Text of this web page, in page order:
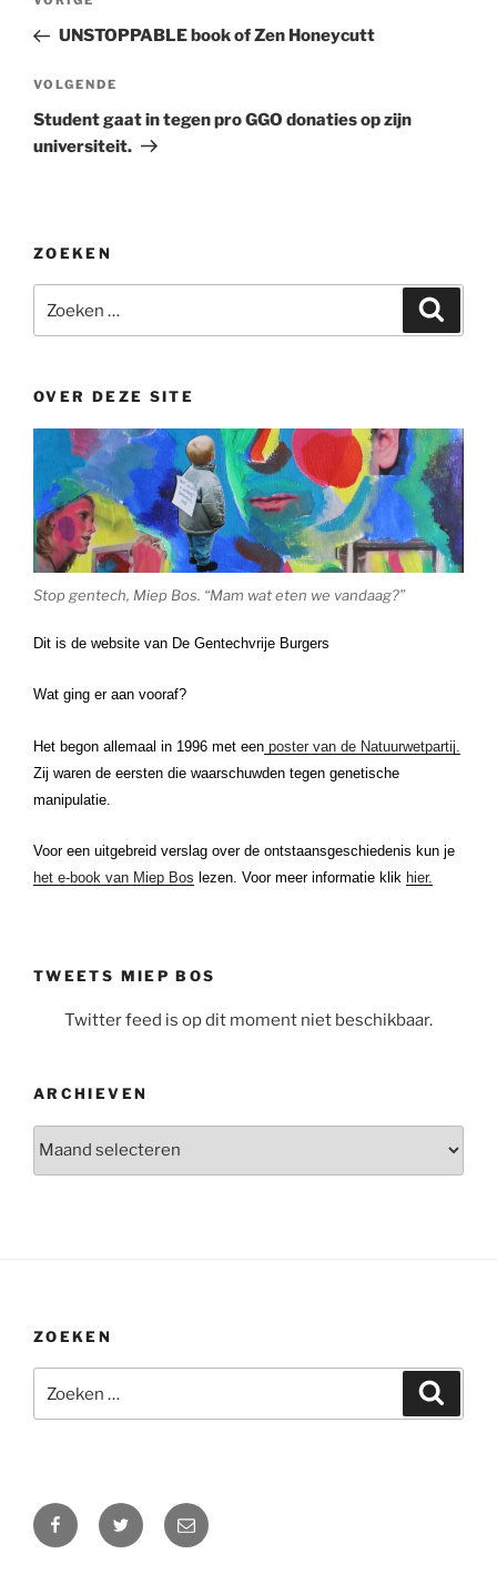
bericht
UNSTOPPABLE book of Zen Honeycutt
Volgend
bericht
VOLGENDE
Student gaat in tegen pro GGO donaties op zijn
universiteit.
ZOEKEN
naar:
OVER DEZE SITE
Stop gentech, Miep Bos. “Mam wat eten we vandaag?”
Dit is de website van De Gentechvrije Burgers
Wat ging er aan vooraf?
Het begon allemaal in 1996 met een poster van de Natuurwetpartij.
Zij waren de eersten die waarschuwden tegen genetische
manipulatie.
Voor een uitgebreid verslag over de ontstaansgeschiedenis kun je
het e-book van Miep Bos lezen. Voor meer informatie klik hier.
TWEETS MIEP BOS
Twitter feed is op dit moment niet beschikbaar.
ARCHIEVEN
ZOEKEN
naar:
FacebookTwitter E-
mail